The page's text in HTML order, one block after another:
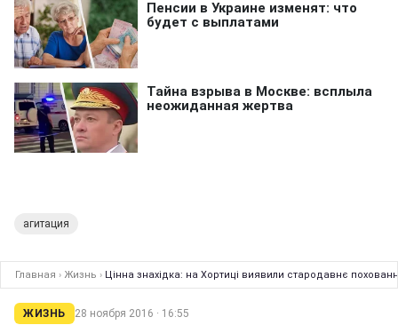
агитация
Главная › Жизнь › Цінна знахідка: на Хортиці виявили стародавнє
ЖИЗНЬ 28 ноября 2016 · 16:55